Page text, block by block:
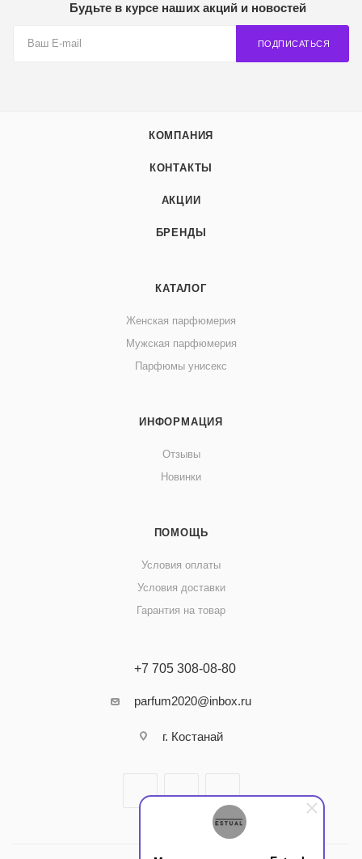
Будьте в курсе наших акций и новостей
ПОДПИСАТЬСЯ
КОМПАНИЯ
КОНТАКТЫ
АКЦИИ
БРЕНДЫ
КАТАЛОГ
Женская парфюмерия
Мужская парфюмерия
Парфюмы унисекс
ИНФОРМАЦИЯ
Отзывы
Новинки
ПОМОЩЬ
Условия оплаты
Условия доставки
Гарантия на товар
+7 705 308-08-80
parfum2020@inbox.ru
г. Костанай